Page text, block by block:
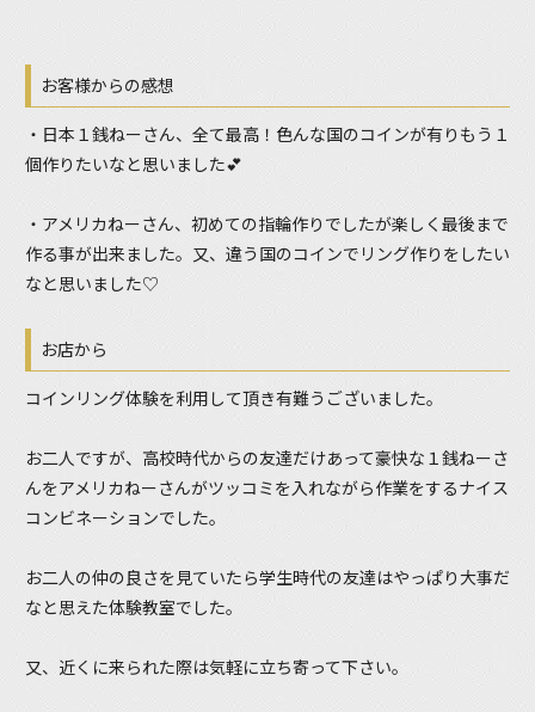
お客様からの感想
・日本１銭ねーさん、全て最高！色んな国のコインが有りもう１
個作りたいなと思いました💕
・アメリカねーさん、初めての指輪作りでしたが楽しく最後まで
作る事が出来ました。又、違う国のコインでリング作りをしたい
なと思いました♡
お店から
コインリング体験を利用して頂き有難うございました。
お二人ですが、高校時代からの友達だけあって豪快な１銭ねーさ
んをアメリカねーさんがツッコミを入れながら作業をするナイス
コンビネーションでした。
お二人の仲の良さを見ていたら学生時代の友達はやっぱり大事だ
なと思えた体験教室でした。
又、近くに来られた際は気軽に立ち寄って下さい。